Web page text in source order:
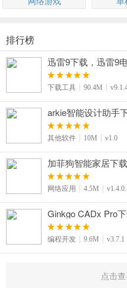
排行榜
迅雷9下载，迅雷9
下载工具 90.4M
arkie智能设计助手
官方免费下载 v1.0
其他软件 10M v1.0
加菲狗智能家居下
免费下载 v1.4.0.12
网络应用 4.5M
Ginkgo CADx Pro
官方免费下载 v3.7.1
编程开发 9.6M v3.7.1
点击